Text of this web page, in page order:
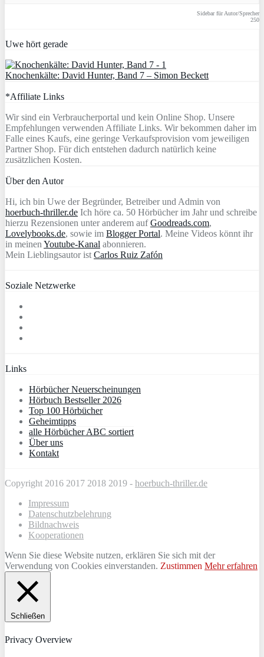
Sidebar für Autor/Sprecher
250
Uwe hört gerade
Knochenkälte: David Hunter, Band 7 – Simon Beckett
*Affiliate Links
Wir sind ein Verbraucherportal und kein Online Shop. Unsere
Empfehlungen verwenden Affiliate Links. Wir bekommen daher im
Falle eines Kaufs, eine geringe Verkaufsprovision vom jeweiligen
Partner Shop. Für dich entstehen dadurch natürlich keine
zusätzlichen Kosten.
Über den Autor
Hi, ich bin Uwe der Begründer, Betreiber und Admin von
hoerbuch-thriller.de Ich höre ca. 50 Hörbücher im Jahr und schreibe
hierzu Rezensionen unter anderem aufGoodreads.com,
Lovelybooks.de, sowie im Blogger Portal. Meine Videos könnt ihr
in meinen Youtube-Kanal abonnieren.
Mein Lieblingsautor ist Carlos Ruiz Zafón
Soziale Netzwerke
Links
Hörbücher Neuerscheinungen
Hörbuch Bestseller 2026
Top 100 Hörbücher
Geheimtipps
alle Hörbücher ABC sortiert
Über uns
Kontakt
Copyright 2016 2017 2018 2019 - hoerbuch-thriller.de
Impressum
Datenschutzbelehrung
Bildnachweis
Kooperationen
Wenn Sie diese Website nutzen, erklären Sie sich mit der
Verwendung von Cookies einverstanden. Zustimmen Mehr erfahren
Schließen
Privacy Overview